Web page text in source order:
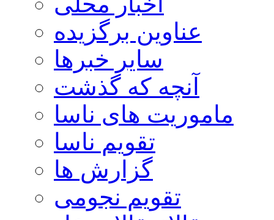
عناوین برگزیده
سایر خبرها
آنچه که گذشت
ماموریت های ناسا
تقویم ناسا
گزارش ها
تقویم نجومی